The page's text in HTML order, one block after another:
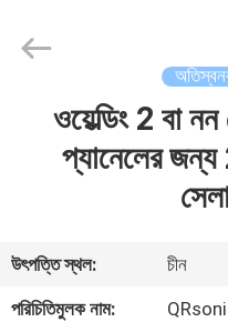
আমাদের
সম্বন্ধে
Equipment
Co.,Ltd.
ওয়েল্ডিং 2 বা
প্যানেলের
উৎপত্তি স্থল:
চীন
পরিচিতিমুলক নাম: